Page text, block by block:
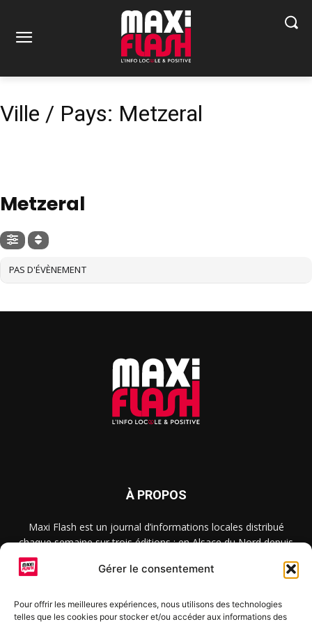
Gérer le consentement
Pour offrir les meilleures expériences, nous utilisons des technologies
telles que les cookies pour stocker et/ou accéder aux informations des
Ville / Pays: Metzeral
Metzeral
PAS D'ÉVÈNEMENT
À PROPOS
Maxi Flash est un journal d’informations locales distribué
chaque semaine sur trois éditions : en Alsace du Nord depuis
2015, dans les secteurs d’Obernai-Molsheim-Erstein depuis
2022, et à Colmar, Vignoble et Plaine depuis 2023.